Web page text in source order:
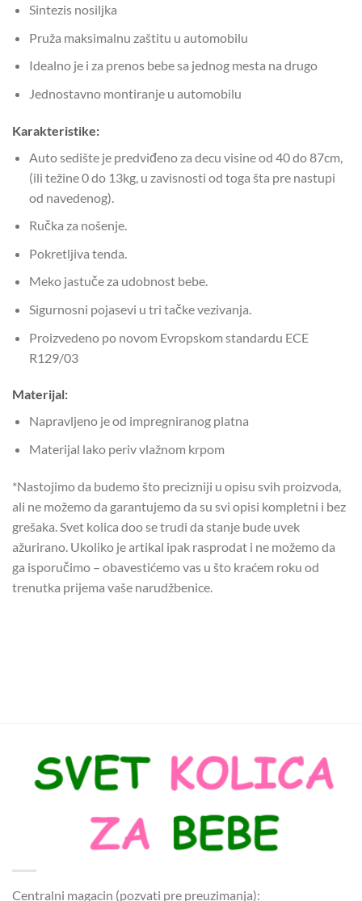
Sintezis nosiljka
Pruža maksimalnu zaštitu u automobilu
Idealno je i za prenos bebe sa jednog mesta na drugo
Jednostavno montiranje u automobilu
Karakteristike:
Auto sedište je predviđeno za decu visine od 40 do 87cm,
(ili težine 0 do 13kg, u zavisnosti od toga šta pre nastupi
od navedenog).
Ručka za nošenje.
Pokretljiva tenda.
Meko jastuče za udobnost bebe.
Sigurnosni pojasevi u tri tačke vezivanja.
Proizvedeno po novom Evropskom standardu ECE
R129/03
Materijal:
Napravljeno je od impregniranog platna
Materijal lako periv vlažnom krpom
*Nastojimo da budemo što precizniji u opisu svih proizvoda,
ali ne možemo da garantujemo da su svi opisi kompletni i bez
grešaka. Svet kolica doo se trudi da stanje bude uvek
ažurirano. Ukoliko je artikal ipak rasprodat i ne možemo da
ga isporučimo – obavestićemo vas u što kraćem roku od
trenutka prijema vaše narudžbenice.
Centralni magacin (pozvati pre preuzimanja):